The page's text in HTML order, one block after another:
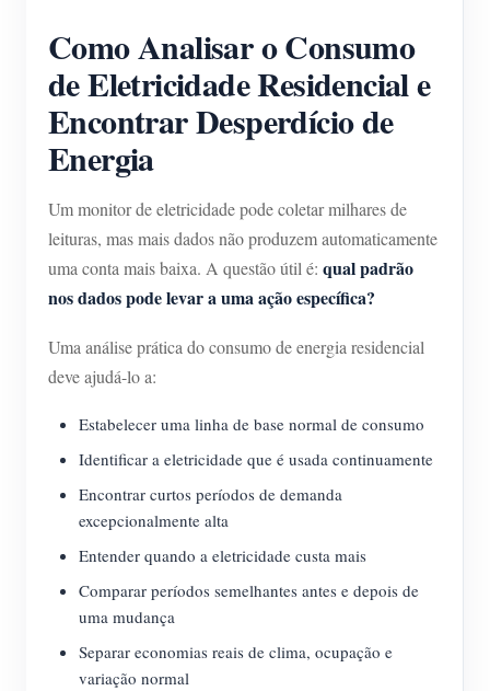
Como Analisar o Consumo
de Eletricidade Residencial e
Encontrar Desperdício de
Energia
Um monitor de eletricidade pode coletar milhares de
leituras, mas mais dados não produzem automaticamente
uma conta mais baixa. A questão útil é: qual padrão
nos dados pode levar a uma ação específica?
Uma análise prática do consumo de energia residencial
deve ajudá-lo a:
Estabelecer uma linha de base normal de consumo
Identificar a eletricidade que é usada continuamente
Encontrar curtos períodos de demanda
excepcionalmente alta
Entender quando a eletricidade custa mais
Comparar períodos semelhantes antes e depois de
uma mudança
Separar economias reais de clima, ocupação e
variação normal